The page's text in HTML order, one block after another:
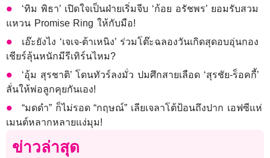
‘ทิม พิธา’ เปิดใจเป็นฝ่ายเริ่มจีบ ‘ก้อย อรัชพร’ ยอมรับสวม
แหวน Promise Ring ให้กับมือ!
เอ๊ะยังไง ‘เจเจ-ต้าเหนิง’ ร่วมโต๊ะฉลองวันเกิดสุดอบอุ่นกอง
เชียร์ลุ้นหนักมีรีเทิร์นไหม?
‘อุ้ม สุรชาติ’ โดนทัวร์ลงมั่ว ปมศึกสายเลือด ‘สุรชัย-ร็อคกี้’
ลั่นให้พ่อลูกคุยกันเอง!
“มดดำ” ก็ไม่รอด “กฤษณ์” เลียเจลาโต้ป้อนถึงปาก เอฟซีแห่
เมนต์หลากหลายแง่มุม!
ข่าวล่าสุด